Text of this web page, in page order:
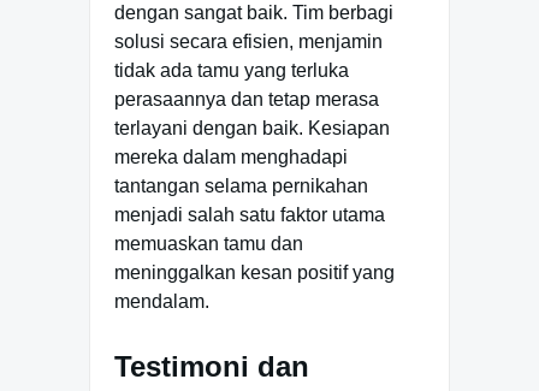
dengan sangat baik. Tim berbagi
solusi secara efisien, menjamin
tidak ada tamu yang terluka
perasaannya dan tetap merasa
terlayani dengan baik. Kesiapan
mereka dalam menghadapi
tantangan selama pernikahan
menjadi salah satu faktor utama
memuaskan tamu dan
meninggalkan kesan positif yang
mendalam.
Testimoni dan